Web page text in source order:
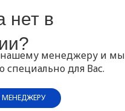
нет в
менеджеру и мы
специально для Вас.